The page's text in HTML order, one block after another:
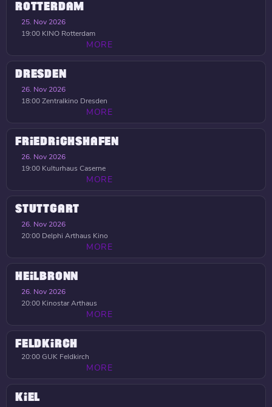
ROTTERDAM
25. Nov 2026
19:00 KINO Rotterdam
MORE
DRESDEN
26. Nov 2026
18:00Zentralkino Dresden
MORE
FRIEDRICHSHAFEN
26. Nov 2026
19:00 Kulturhaus Caserne
MORE
STUTTGART
26. Nov 2026
20:00 Delphi Arthaus Kino
MORE
HEILBRONN
26. Nov 2026
20:00 Kinostar Arthaus
MORE
FELDKIRCH
20:00GUK Feldkirch
MORE
KIEL